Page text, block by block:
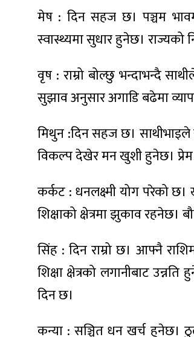
मेष : दिन सहज छ। पञ्चम
स्वास्थ्यमा सुधार हुनेछ। राज्यको
वृष : राम्रो बोल्छु भन्दाभन्दै
सुझाव अनुसार अगाडि बढेमा
मिथुन :दिन सहज छ। साथीभाइले
विकल्प देखेर मन खुशी हुनेछ।
कर्कट : धनलक्ष्मी योग परेको छ।
शिक्षाको क्षेत्रमा झुकाव रहनेछ।
सिंह : दिन राम्रो छ। आफ्नै
शिक्षा क्षेत्रको लगानीबाट
दिन छ।
कन्या : सञ्चित धन खर्च हुनेछ।